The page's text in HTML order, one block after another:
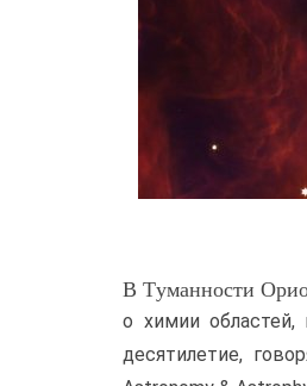
В Туманности
о химии областей,
десятилетие,